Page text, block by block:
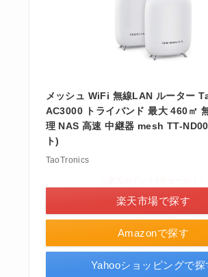
メッシュ WiFi 無線LAN ルーター
AC3000 トライバンド 最大 460㎡
理 NAS 高速 中継器 mesh TT-
ト)
TaoTronics
Amazonで探す
楽天市場で探す
Yahooショッピングで探